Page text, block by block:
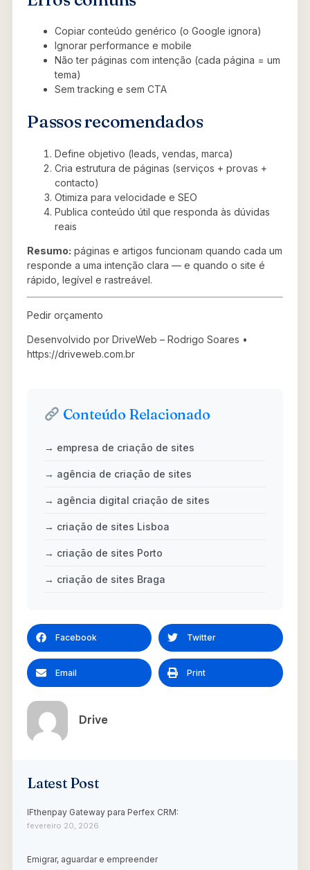
Copiar conteúdo genérico (o Google ignora)
Ignorar performance e mobile
Não ter páginas com intenção (cada página = um
tema)
Sem tracking e sem CTA
Passos recomendados
Define objetivo (leads, vendas, marca)
Cria estrutura de páginas (serviços + provas +
contacto)
Otimiza para velocidade e SEO
Publica conteúdo útil que responda às dúvidas
reais
Resumo: páginas e artigos funcionam quando cada um
responde a uma intenção clara — e quando o site é
rápido, legível e rastreável.
Pedir orçamento
Desenvolvido por DriveWeb – Rodrigo Soares •
https://driveweb.com.br
Conteúdo Relacionado
→ empresa de criação de sites
→ agência de criação de sites
→ agência digital criação de sites
→ criação de sites Lisboa
→ criação de sites Porto
→ criação de sites Braga
Facebook Twitter
Email Print
Drive
Latest Post
IFthenpay Gateway para Perfex CRM:
fevereiro 20, 2026
Emigrar, aguardar e empreender